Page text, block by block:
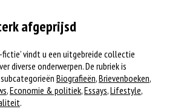
afgeprijsd
fictie’ vindt u een uitgebreide collectie
diverse onderwerpen. De rubriek is
Biografieën,Brievenboeken,
,Economie & politiek,Essays,Lifestyle,
.